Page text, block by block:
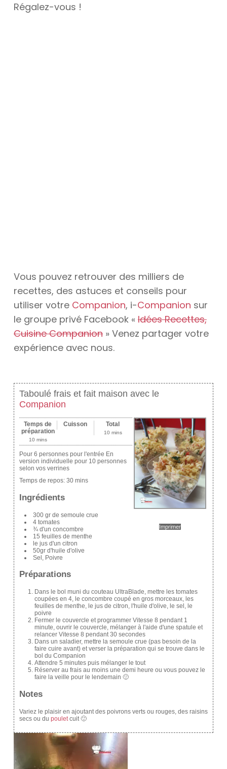
Régalez-vous !
Vous pouvez retrouver des milliers de
recettes, des astuces et conseils pour
utiliser votre Companion, i-Companion sur
le groupe privé Facebook « Idées Recettes,
Cuisine Companion» Venez partager votre
expérience avec nous.
Taboulé frais et fait maison avec le
Companion
Imprimer
Temps de
préparation
10 mins
Cuisson Total
10 mins
Pour 6 personnes pour l'entrée En
version individuelle pour 10 personnes
selon vos verrines
Temps de repos: 30 mins
Ingrédients
300 gr de semoule crue
4 tomates
¾ d'un concombre
15 feuilles de menthe
le jus d'un citron
50gr d'huile d'olive
Sel, Poivre
Préparations
Dans le bol muni du couteau UltraBlade, mettre les tomates
coupées en 4, le concombre coupé en gros morceaux, les
feuilles de menthe, le jus de citron, l'huile d'olive, le sel, le
poivre
Fermer le couvercle et programmer Vitesse 8 pendant 1
minute, ouvrir le couvercle, mélanger à l'aide d'une spatule et
relancer Vitesse 8 pendant 30 secondes
Dans un saladier, mettre la semoule crue (pas besoin de la
faire cuire avant) et verser la préparation qui se trouve dans le
bol du Companion
Attendre 5 minutes puis mélanger le tout
Réserver au frais au moins une demi heure ou vous pouvez le
faire la veille pour le lendemain 🙂
Notes
Variez le plaisir en ajoutant des poivrons verts ou rouges, des raisins
secs ou du pouletcuit 🙂